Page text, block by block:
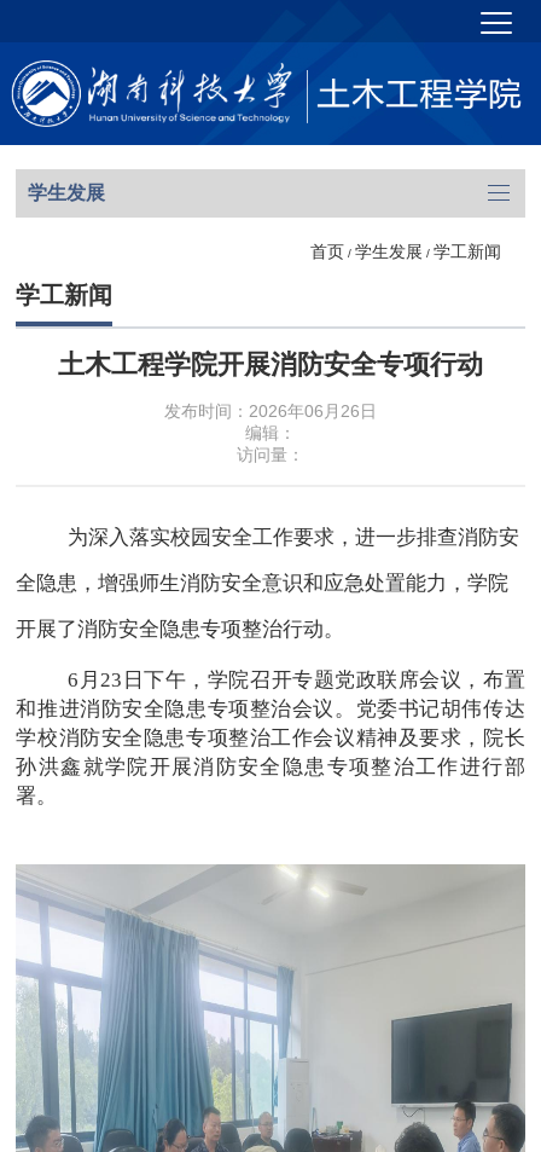
学生发展
首页 / 学生发展 / 学工新闻
学工新闻
土木工程学院开展消防安全专项行动
发布时间：2026年06月26日
编辑：
访问量：
为深入落实校园安全工作要求，进一步排查消防安
全隐患，增强师生消防安全意识和应急处置能力，学院
开展了消防安全隐患专项整治行动。
6月23日下午，学院召开专题党政联席会议，布置
和推进消防安全隐患专项整治会议。党委书记胡伟传达
学校消防安全隐患专项整治工作会议精神及要求，院长
孙洪鑫就学院开展消防安全隐患专项整治工作进行部
署。